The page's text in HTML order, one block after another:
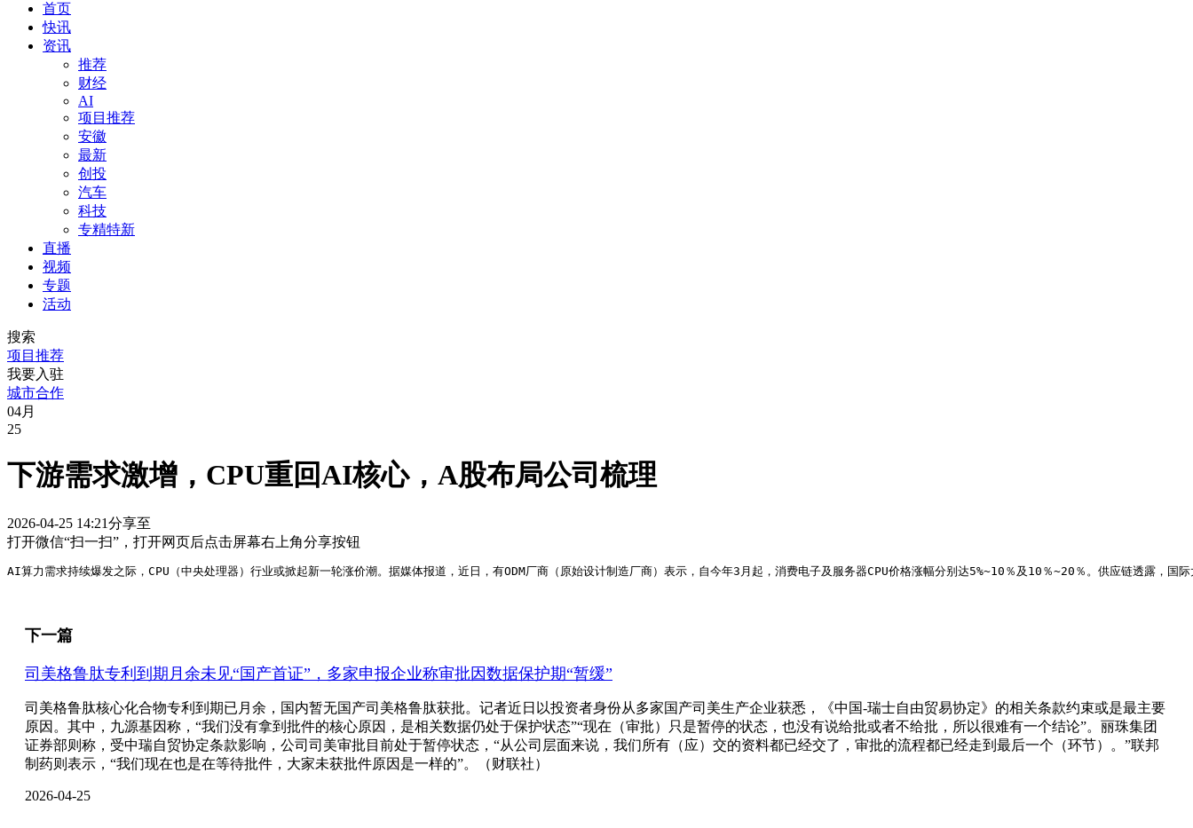
首页
快讯
资讯
推荐
财经
AI
项目推荐
安徽
最新
创投
汽车
科技
专精特新
直播
视频
专题
活动
搜索
项目推荐
我要入驻
城市合作
04月
25
下游需求激增，CPU重回AI核心，A股布局公司梳理
2026-04-25 14:21分享至
打开微信“扫一扫”，打开网页后点击屏幕右上角分享按钮
AI算力需求持续爆发之际，CPU（中央处理器）行业或掀起新一轮涨价潮。据媒体报道，近日，有ODM厂商（原始设计制造厂商）表示，自今年3月起，消费电子及服务器CPU价格涨幅分别达5%~10％及10％~20％。供应链透露
下一篇
司美格鲁肽专利到期月余未见“国产首证”，多家申报企业称审批因数据保护期“暂缓”
司美格鲁肽核心化合物专利到期已月余，国内暂无国产司美格鲁肽获批。记者近日以投资者身份从多家国产司美生产企业获悉，《中国-瑞士自由贸易协定》的相关条款约束或是最主要
原因。其中，九源基因称，“我们没有拿到批件的核心原因，是相关数据仍处于保护状态”“现在（审批）只是暂停的状态，也没有说给批或者不给批，所以很难有一个结论”。丽珠集团
证券部则称，受中瑞自贸协定条款影响，公司司美审批目前处于暂停状态，“从公司层面来说，我们所有（应）交的资料都已经交了，审批的流程都已经走到最后一个（环节）。”联邦
制药则表示，“我们现在也是在等待批件，大家未获批件原因是一样的”。（财联社）
2026-04-25